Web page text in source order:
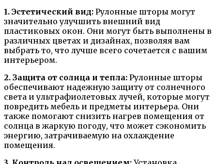
1. Эстетический вид: Рулонные шторы могут
значительно улучшить внешний вид
пластиковых окон. Они могут быть выполнены в
различных цветах и дизайнах, позволяя вам
выбрать то, что лучше всего сочетается с вашим
интерьером.
2. Защита от солнца и тепла: Рулонные шторы
обеспечивают надежную защиту от солнечного
света и ультрафиолетовых лучей, которые могут
повредить мебель и предметы интерьера. Они
также помогают снизить нагрев помещения от
солнца в жаркую погоду, что может сэкономить
энергию, затрачиваемую на охлаждение
помещения.